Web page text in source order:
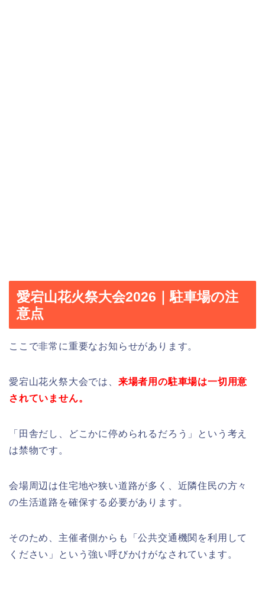
愛宕山花火祭大会2026｜駐車場の注
意点
ここで非常に重要なお知らせがあります。
愛宕山花火祭大会では、 来場者用の駐車場は一切用意
されていません。
「田舎だし、どこかに停められるだろう」という考え
は禁物です。
会場周辺は住宅地や狭い道路が多く、近隣住民の方々
の生活道路を確保する必要があります。
そのため、主催者側からも「公共交通機関を利用して
ください」という強い呼びかけがなされています。